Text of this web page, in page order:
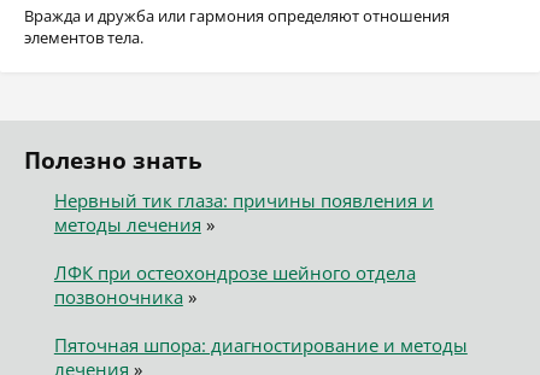
Вражда и дружба или гармония определяют отношения
элементов тела.
Полезно знать
Нервный тик глаза: причины появления и
методы лечения »
ЛФК при остеохондрозе шейного отдела
позвоночника»
Пяточная шпора: диагностирование и методы
лечения »